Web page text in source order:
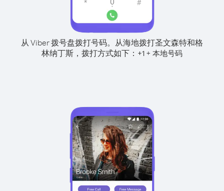
从 Viber 拨号盘拨打号码。 从海地拨打圣文森特和格
林纳丁斯，拨打方式如下： +1 + 本地号码